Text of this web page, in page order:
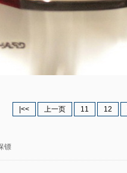
|<< 上一页 11 12
镖